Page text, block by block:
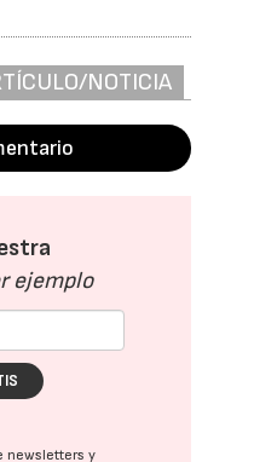
NOTICIA
ejemplo
newsletters y